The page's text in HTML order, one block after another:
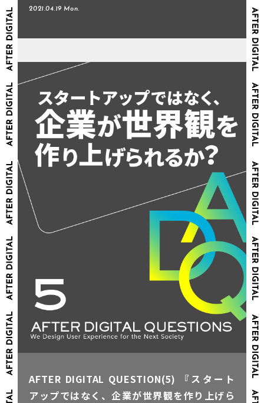
2021.04.19 Mon.
AFTER DIGITAL QUESTION(5) 『スタート
アップではなく、企業が世界観を作り上げら